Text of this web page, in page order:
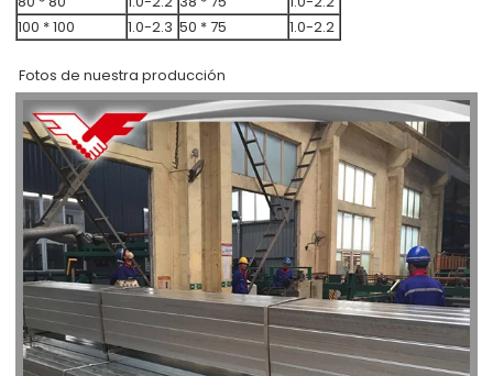
100 * 100
1.0-2.3 50 * 75 1.0-2.2
Fotos de nuestra producción